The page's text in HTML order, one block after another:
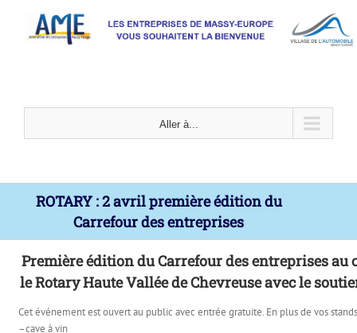
contenu
Aller à...
ROTARY : 2 avril première édition du
Carrefour des entreprises
Première édition du Carrefour des entreprises au
le Rotary Haute Vallée de Chevreuse avec le
Cet événement est ouvert au public avec entrée gratuite. En plus de vos
–cave à vin